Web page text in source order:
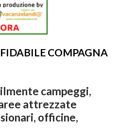
COMPAGNA
campeggi,
attrezzate
officine,